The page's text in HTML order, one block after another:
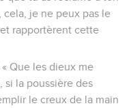
je ne peux pas le
et rapportèrent cette
Que les dieux me
si la poussière des
le creux de la main